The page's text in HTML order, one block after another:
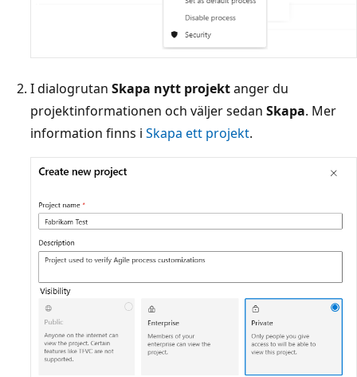
I dialogrutan Skapa nytt projektanger du
projektinformationen och väljer sedan Skapa. Mer
information finns i Skapa ett projekt.